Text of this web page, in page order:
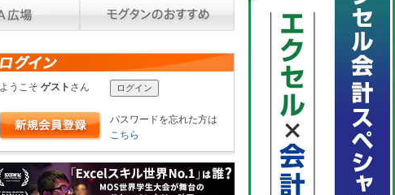
ようこそ ゲスト さん
パスワードを忘れた方は
こちら